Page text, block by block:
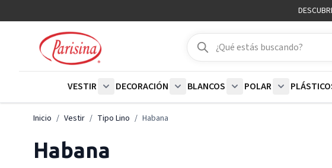
Buscar
Buscar
VESTIR
DECORACIÓN
BLANCOS
POLAR
Inicio / Vestir / Tipo Lino / Habana
Habana